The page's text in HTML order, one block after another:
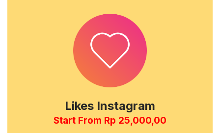
Likes Instagram
Start From Rp 25,000,00